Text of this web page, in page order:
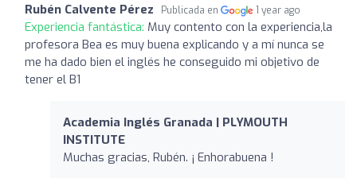
Rubén Calvente Pérez Publicada en 1 year ago
Experiencia fantástica: Muy contento con la experiencia,la
profesora Bea es muy buena explicando y a mí nunca se
me ha dado bien el inglés he conseguido mi objetivo de
tener el B1
Academia Inglés Granada | PLYMOUTH
INSTITUTE
Muchas gracias, Rubén. ¡ Enhorabuena !